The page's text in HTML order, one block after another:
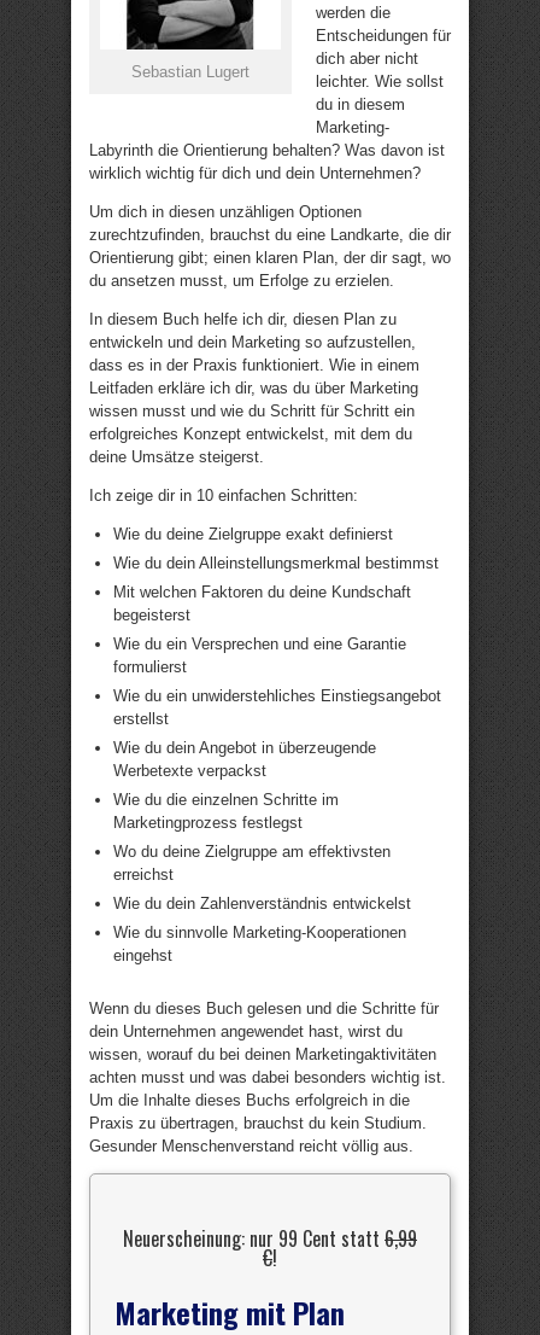
Sebastian Lugert
werden die
Entscheidungen für
dich aber nicht
leichter. Wie sollst
du in diesem
Marketing-
Labyrinth die Orientierung behalten? Was davon ist
wirklich wichtig für dich und dein Unternehmen?
Um dich in diesen unzähligen Optionen
zurechtzufinden, brauchst du eine Landkarte, die dir
Orientierung gibt; einen klaren Plan, der dir sagt, wo
du ansetzen musst, um Erfolge zu erzielen.
In diesem Buch helfe ich dir, diesen Plan zu
entwickeln und dein Marketing so aufzustellen,
dass es in der Praxis funktioniert. Wie in einem
Leitfaden erkläre ich dir, was du über Marketing
wissen musst und wie du Schritt für Schritt ein
erfolgreiches Konzept entwickelst, mit dem du
deine Umsätze steigerst.
Ich zeige dir in 10 einfachen Schritten:
Wie du deine Zielgruppe exakt definierst
Wie du dein Alleinstellungsmerkmal bestimmst
Mit welchen Faktoren du deine Kundschaft
begeisterst
Wie du ein Versprechen und eine Garantie
formulierst
Wie du ein unwiderstehliches Einstiegsangebot
erstellst
Wie du dein Angebot in überzeugende
Werbetexte verpackst
Wie du die einzelnen Schritte im
Marketingprozess festlegst
Wo du deine Zielgruppe am effektivsten
erreichst
Wie du dein Zahlenverständnis entwickelst
Wie du sinnvolle Marketing-Kooperationen
eingehst
Wenn du dieses Buch gelesen und die Schritte für
dein Unternehmen angewendet hast, wirst du
wissen, worauf du bei deinen Marketingaktivitäten
achten musst und was dabei besonders wichtig ist.
Um die Inhalte dieses Buchs erfolgreich in die
Praxis zu übertragen, brauchst du kein Studium.
Gesunder Menschenverstand reicht völlig aus.
Neuerscheinung: nur 99 Cent statt 6,99
€!
Marketing mit Plan